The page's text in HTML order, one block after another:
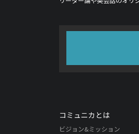
コミュニカとは
ビジョン&ミッション